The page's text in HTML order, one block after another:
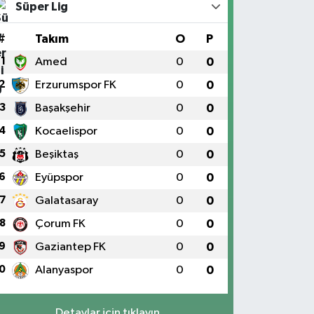
Süper Lig
Takım O P
1 Amed 0 0
Erzurumspor FK 0 0
3 Başakşehir 0 0
Kocaelispor 0 0
5 Beşiktaş 0 0
Eyüpspor 0 0
7 Galatasaray 0 0
8 Çorum FK 0 0
Gaziantep FK 0 0
Alanyaspor 0 0